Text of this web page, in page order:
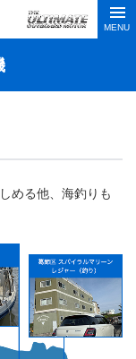
MENU
める他、海釣りも